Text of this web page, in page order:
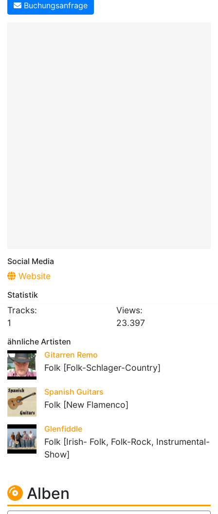
Buchungsanfrage
Social Media
Website
Statistik
Tracks:
1
Views:
23.397
ähnliche Artisten
Gitarren Remo
Folk [Folk-Schlager-Country]
Spanish Guitars
Folk [New Flamenco]
Glenfiddle
Folk [Irish- Folk, Folk-Rock, Instrumental-
Show]
Alben